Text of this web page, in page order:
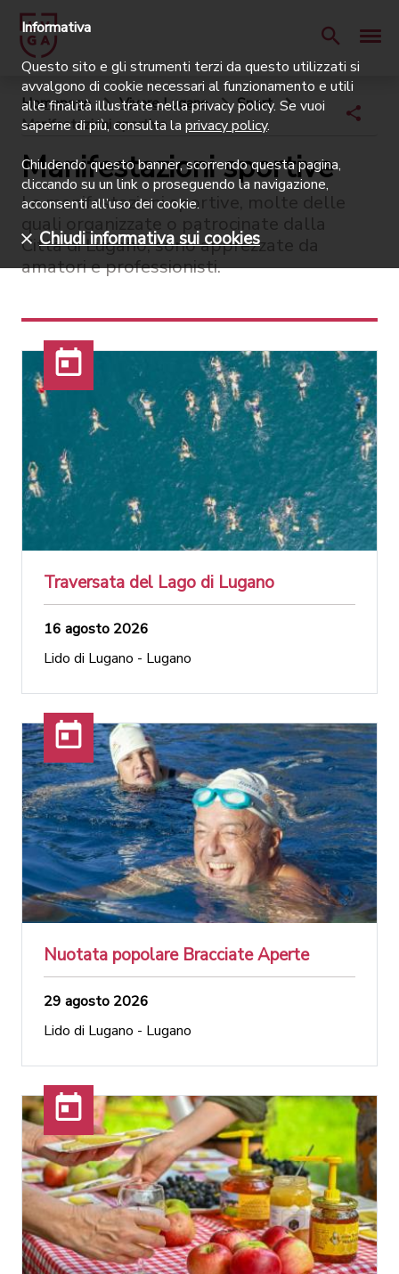
Homepage Vivere Lugano
Sport
Manifestazioni sportive
Manifestazioni sportive
Le manifestazioni sportive, molte delle
quali organizzate o patrocinate dalla
Città di Lugano, sono apprezzate da
amatori e professionisti.
Traversata del Lago di Lugano
16 agosto 2026
Lido di Lugano - Lugano
Nuotata popolare Bracciate Aperte
29 agosto 2026
Lido di Lugano - Lugano
Informativa
Questo sito e gli strumenti terzi da questo utilizzati si
avvalgono di cookie necessari al funzionamento e utili
alle finalità illustrate nella privacy policy. Se vuoi
saperne di più, consulta la privacy policy.
Chiudendo questo banner, scorrendo questa pagina,
cliccando su un link o proseguendo la navigazione,
acconsenti all’uso dei cookie.
Chiudi informativa sui cookies